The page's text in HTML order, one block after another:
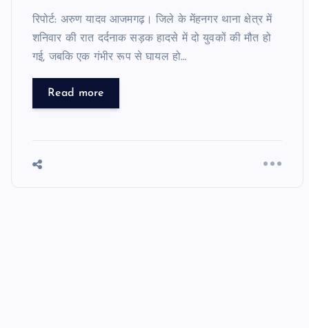
रिपोर्ट: अरुण यादव आजमगढ़। जिले के मेंहनगर थाना क्षेत्र में
शनिवार की रात दर्दनाक सड़क हादसे में दो युवकों की मौत हो
गई, जबकि एक गंभीर रूप से घायल हो…
Read more